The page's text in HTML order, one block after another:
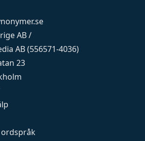
AB /
AB (556571-4036)
23